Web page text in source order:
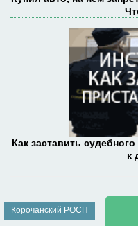
Как заставить
к
Корочанский РОСП